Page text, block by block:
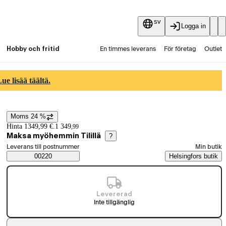
sv
Logga in
Hobby och fritid En timmes leverans För företag Outlet
lisää täältä.
Prisinformation
Moms 24 %
Hinta 1349,99 €. 1 349,99
Maksa myöhemmin Tilillä ?
Saatavuustiedot
Välj beställningssätt
Leverans till postnummer
00220
Min butik
Helsingfors butik
Levererad
Inte tillgänglig